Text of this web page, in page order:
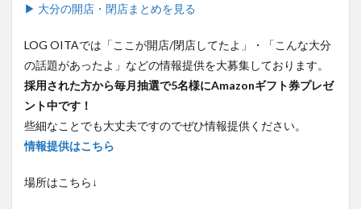
▶ 大分の開店・閉店まとめを見る
LOG OITAでは「ここが開店/閉店してたよ」・「こんな大分
の話題があったよ」などの情報提供を大募集しております。
採用された方から毎月抽選で5名様にAmazonギフト券プレゼ
ント中です！
些細なことでも大丈夫ですのでぜひ情報提供ください。
情報提供はこちら
場所はこちら↓